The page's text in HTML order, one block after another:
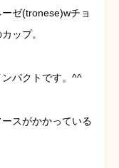
ゼ(tronese)wチョ
ップ。
パクトです。^^
スがかかっている